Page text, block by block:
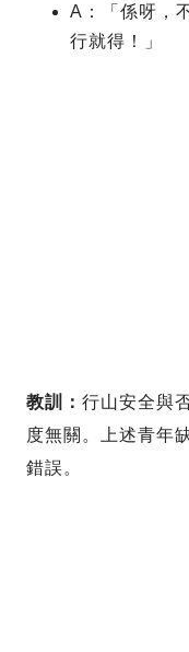
A：「係呀，
行就得！」
教訓： 行山安全與
度無關。上述青年
錯誤。